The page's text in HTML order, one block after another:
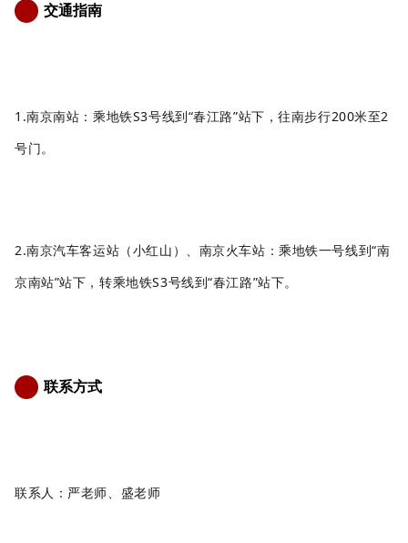
6
交通指南
1.南京南站：乘地铁S3号线到“春江路”站下，往南步行200米至2
号门。
2.南京汽车客运站（小红山）、南京火车站：乘地铁一号线到“南
京南站”站下，转乘地铁S3号线到“春江路”站下。
7
联系方式
联系人： 严老师、盛老师